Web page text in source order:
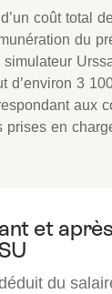
coût total
du
d’environ 3
aux
prises en
et
du